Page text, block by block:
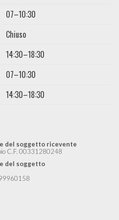
07–10:30
Chiuso
14:30–18:30
07–10:30
14:30–18:30
del soggetto ricevente
C.F. 00331280248
del soggetto